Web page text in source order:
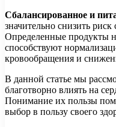
Сбалансированное и
значительно снизить
Определенные продукты
способствуют
кровообращения и
В данной статье мы
благотворно влиять на
Понимание их пользы
выбор в пользу своего